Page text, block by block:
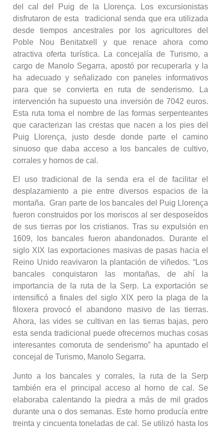
del cal del Puig de la Llorença. Los excursionistas
disfrutaron de esta tradicional senda que era utilizada
desde tiempos ancestrales por los agricultores del
Poble Nou Benitatxell y que renace ahora como
atractiva oferta turística. La concejalía de Turismo, a
cargo de Manolo Segarra, apostó por recuperarla y la
ha adecuado y señalizado con paneles informativos
para que se convierta en ruta de senderismo. La
intervención ha supuesto una inversión de 7042 euros.
Esta ruta toma el nombre de las formas serpenteantes
que caracterizan las crestas que nacen a los pies del
Puig Llorença, justo desde donde parte el camino
sinuoso que daba acceso a los bancales de cultivo,
corrales y hornos de cal.
El uso tradicional de la senda era el de facilitar el
desplazamiento a pie entre diversos espacios de la
montaña. Gran parte de los bancales del Puig Llorença
fueron construidos por los moriscos al ser desposeídos
de sus tierras por los cristianos. Tras su expulsión en
1609, los bancales fueron abandonados. Durante el
siglo XIX las exportaciones masivas de pasas hacia el
Reino Unido reavivaron la plantación de viñedos. “Los
bancales conquistaron las montañas, de ahí la
importancia de la ruta de la Serp. La exportación se
intensificó a finales del siglo XIX pero la plaga de la
filoxera provocó el abandono masivo de las tierras.
Ahora, las vides se cultivan en las tierras bajas, pero
esta senda tradicional puede ofrecernos muchas cosas
interesantes comoruta de senderismo” ha apuntado el
concejal de Turismo, Manolo Segarra.
Junto a los bancales y corrales, la ruta de la Serp
también era el principal acceso al horno de cal. Se
elaboraba calentando la piedra a más de mil grados
durante una o dos semanas. Este horno producía entre
treinta y cincuenta toneladas de cal. Se utilizó hasta los